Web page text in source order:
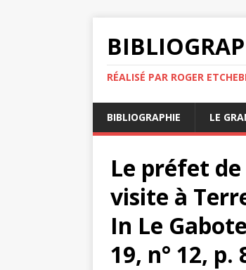
RÉALISÉ PAR ROGER
BIBLIOGRAPHIE LE
Le préfet
visite à
In Le
19, n° 12, p.